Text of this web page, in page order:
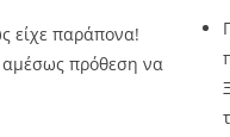
είχε παράπονα!
αμέσως πρόθεση να